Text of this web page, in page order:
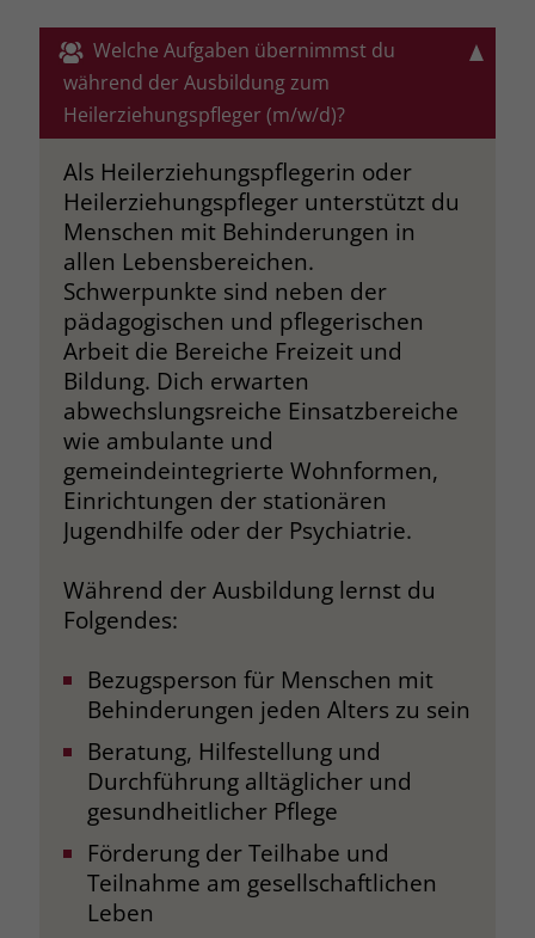
Welche Aufgaben übernimmst du
während der Ausbildung zum
Heilerziehungspfleger (m/w/d)?
Als Heilerziehungspflegerin oder
Heilerziehungspfleger unterstützt du
Menschen mit Behinderungen in
allen Lebensbereichen.
Schwerpunkte sind neben der
pädagogischen und pflegerischen
Arbeit die Bereiche Freizeit und
Bildung. Dich erwarten
abwechslungsreiche Einsatzbereiche
wie ambulante und
gemeindeintegrierte Wohnformen,
Einrichtungen der stationären
Jugendhilfe oder der Psychiatrie.
Während der Ausbildung lernst du
Folgendes:
Bezugsperson für Menschen mit
Behinderungen jeden Alters zu sein
Beratung, Hilfestellung und
Durchführung alltäglicher und
gesundheitlicher Pflege
Förderung der Teilhabe und
Teilnahme am gesellschaftlichen
Leben
Name PHPSESSID
Anbieter stiftung-liebenau.de
Laufzeit Session
Zweck
Behält die Zustände des Benutzers bei
allen Seitenanfragen bei.
Name cookie_optin
Anbieter www.stiftung-liebenau.de
Laufzeit 1 Monat
Zweck
Behält die Zustimmung des Benutzers
zum Cookie Opt-In
Anbieter .fonts.net
Laufzeit 30 Minuten
Zweck
This cookie, set by Cloudflare, is used to
support Cloudflare Bot Management.
Name
Anbieter jobs.stiftung-liebenau.de
Zweck
exklusiv für diese Website zu speichern.
Dadurch wird gewährleistet, dass
Aktionen, die bei späteren Besuchen
derselben Website durchgeführt
Benutzerkennung verknüpft werden.
Name _clsk
Anbieter www.clarity.ms
Laufzeit 1 Jahr
Zweck
Microsoft Clarity setzt dieses Cookie,
um die Seitenaufrufe eines Benutzers
zu speichern und in einer einzigen
Sitzungsaufzeichnung
zusammenzufassen.
Name _gcl_au
Laufzeit 90 Tage
Zweck Enthält eine zufallsgenerierte User-ID.
Name _gcl_aw
Anbieter Google Ads
Laufzeit